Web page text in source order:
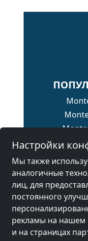
страна
Настройки
Мы также
аналогичные
лиц, для
постоянного
рекламы на нашем
и на страницах